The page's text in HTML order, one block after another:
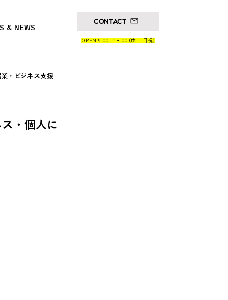
& NEWS
CONTACT
OPEN 9:00 - 18:00 (休:土日祝)
・ビジネス支援
・個人に